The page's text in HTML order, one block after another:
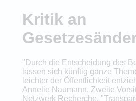
Kritik an
"Durch die Entscheidung des
lassen sich künftig ganze
leichter der Öffentlichkeit
Annelie Naumann, Zweite
Netzwerk Recherche.